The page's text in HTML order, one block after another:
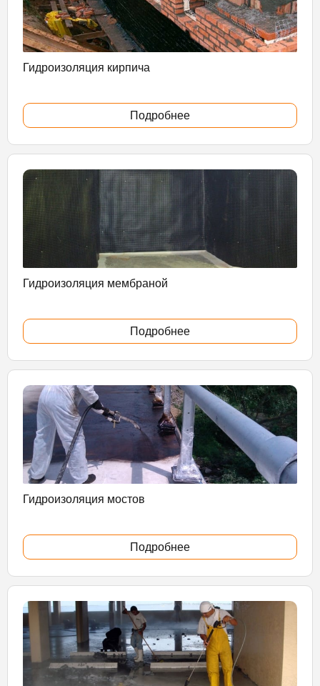
Гидроизоляция кирпича
Подробнее
Гидроизоляция мембраной
Подробнее
Гидроизоляция мостов
Подробнее